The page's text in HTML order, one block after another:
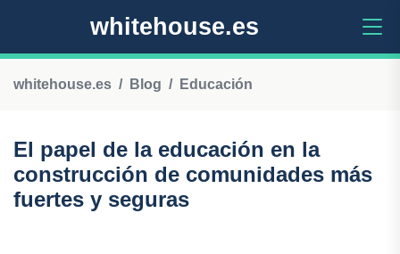
whitehouse.es
whitehouse.es Blog Educación
El papel de la educación en la
construcción de comunidades más
fuertes y seguras